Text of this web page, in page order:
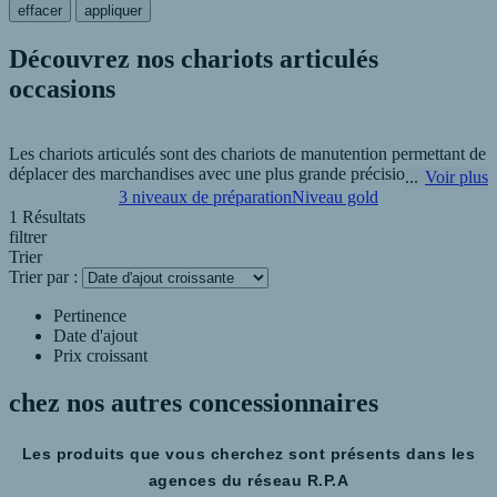
effacer appliquer
Découvrez nos chariots articulés
occasions
Les chariots articulés sont des chariots de manutention permettant de
déplacer des marchandises avec une plus grande précision et
polyvalence que les chariots classiques. Ils vous permettent
d'améliorer votre capacité de stockage et de circuler facilement entre
les allées étroites de vos entrepôts.
R.P.A - AFRELEC Industrie à Charnay-Lès-Mâcon est là pour vous
aider à choisir les chariots articulés occasion qui conviennent à vos
besoins et peut vous proposer une analyse gratuite pour votre projet.
Voir plus
3 niveaux de préparationNiveau gold
1 Résultats
filtrer
Trier
Trier par :
Pertinence
Date d'ajout
Prix croissant
chez nos autres concessionnaires
Les produits que vous cherchez sont présents dans les
agences du réseau R.P.A